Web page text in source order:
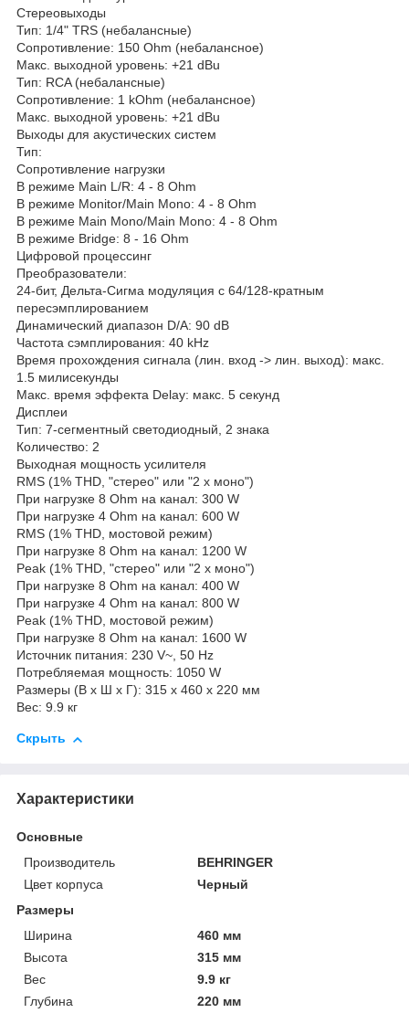
Стереовыходы
Тип: 1/4" TRS (небалансные)
Сопротивление: 150 Ohm (небалансное)
Макс. выходной уровень: +21 dBu
Тип: RCA (небалансные)
Сопротивление: 1 kOhm (небалансное)
Макс. выходной уровень: +21 dBu
Выходы для акустических систем
Тип:
Сопротивление нагрузки
В режиме Main L/R: 4 - 8 Ohm
В режиме Monitor/Main Mono: 4 - 8 Ohm
В режиме Main Mono/Main Mono: 4 - 8 Ohm
В режиме Bridge: 8 - 16 Ohm
Цифровой процессинг
Преобразователи:
24-бит, Дельта-Сигма модуляция с 64/128-кратным
пересэмплированием
Динамический диапазон D/A: 90 dB
Частота сэмплирования: 40 kHz
Время прохождения сигнала (лин. вход -> лин. выход): макс.
1.5 милисекунды
Макс. время эффекта Delay: макс. 5 секунд
Дисплеи
Тип: 7-сегментный светодиодный, 2 знака
Количество: 2
Выходная мощность усилителя
RMS (1% THD, "стерео" или "2 х моно")
При нагрузке 8 Ohm на канал: 300 W
При нагрузке 4 Ohm на канал: 600 W
RMS (1% THD, мостовой режим)
При нагрузке 8 Ohm на канал: 1200 W
Peak (1% THD, "стерео" или "2 х моно")
При нагрузке 8 Ohm на канал: 400 W
При нагрузке 4 Ohm на канал: 800 W
Peak (1% THD, мостовой режим)
При нагрузке 8 Ohm на канал: 1600 W
Источник питания: 230 V~, 50 Hz
Потребляемая мощность: 1050 W
Размеры (В х Ш х Г): 315 х 460 х 220 мм
Вес: 9.9 кг
Скрыть
Характеристики
Основные
Производитель
BEHRINGER
Цвет корпуса
Черный
Размеры
Ширина
460 мм
Высота
315 мм
Вес
9.9 кг
Глубина
220 мм